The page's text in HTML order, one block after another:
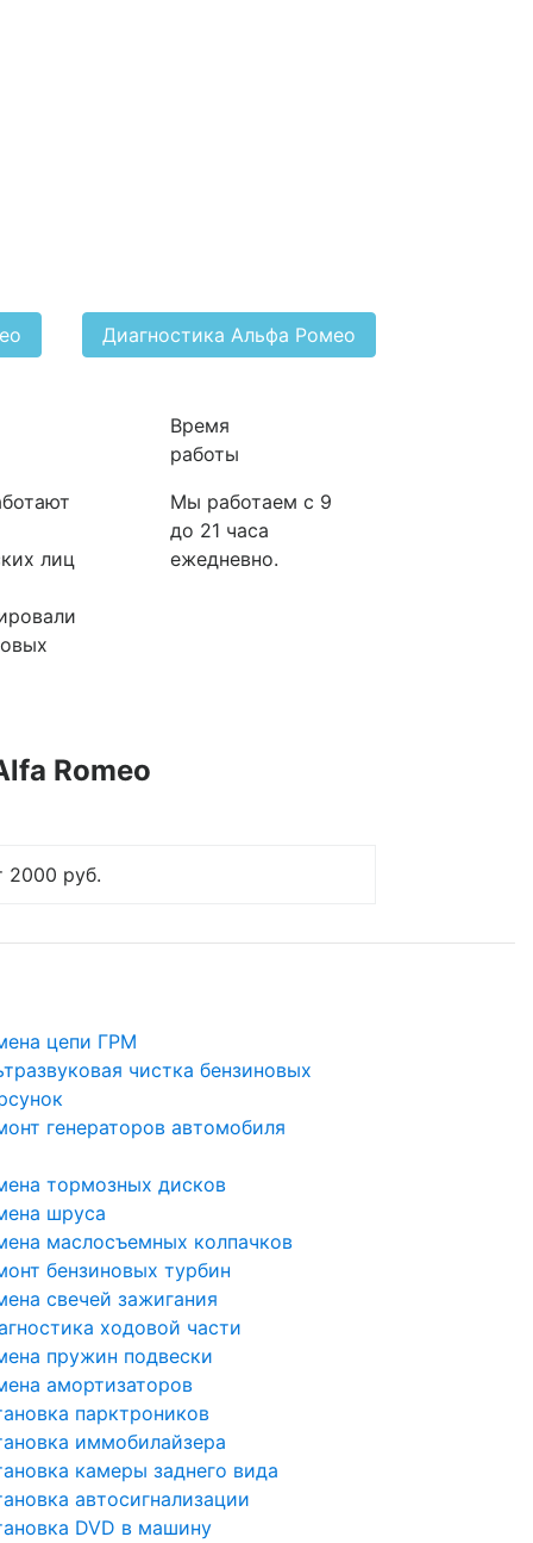
Диагностика Альфа Ромео
лиц
Время
работы
Мы работаем с 9
до 21 часа
ежедневно.
Romeo
2000 руб.
цепи ГРМ
чистка бензиновых
генераторов автомобиля
тормозных дисков
шруса
маслосъемных колпачков
бензиновых турбин
свечей зажигания
ходовой части
пружин подвески
амортизаторов
парктроников
иммобилайзера
камеры заднего вида
автосигнализации
DVD в машину